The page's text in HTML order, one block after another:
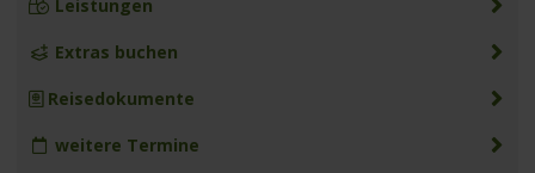
Leistungen
Extras buchen
Reisedokumente
weitere Termine